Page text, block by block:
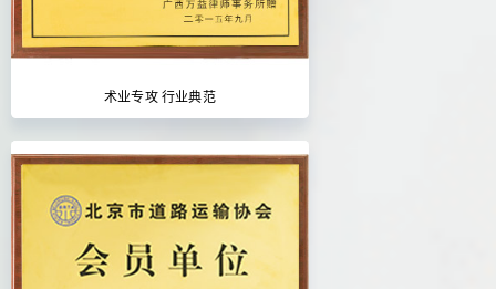
术业专攻 行业典范